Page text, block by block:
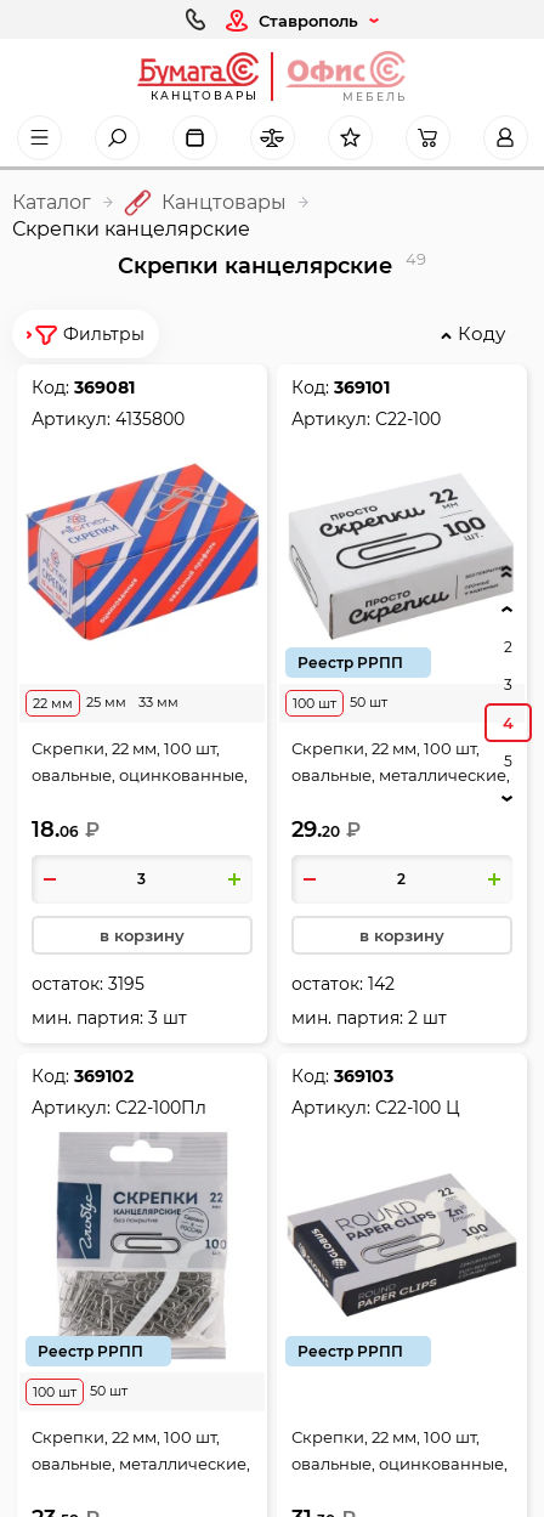
Ставрополь
КАНЦТОВАРЫ МЕБЕЛЬ
Каталог
Канцтовары
Скрепки канцелярские
Скрепки канцелярские 49
Фильтры Коду
Код:369081
Артикул:4135800
22 мм 25 мм 33 мм
Скрепки, 22 мм, 100 шт,
овальные, оцинкованные,
коробка, Attomex, 4135800
18.06 ₽
в корзину
остаток:3195
мин. партия: 3 шт
Код:369101
Артикул:С22-100
Реестр РРПП
100 шт 50 шт
Скрепки, 22 мм, 100 шт,
овальные, металлические,
коробка, Globus, С22-100
29.20 ₽
в корзину
остаток:142
мин. партия: 2 шт
Код:369102
Артикул:С22-100Пл
Реестр РРПП
100 шт 50 шт
Скрепки, 22 мм, 100 шт,
овальные, металлические,
Код:369103
Артикул:С22-100 Ц
Реестр РРПП
Скрепки, 22 мм, 100 шт,
овальные, оцинкованные,
2
3
4
5